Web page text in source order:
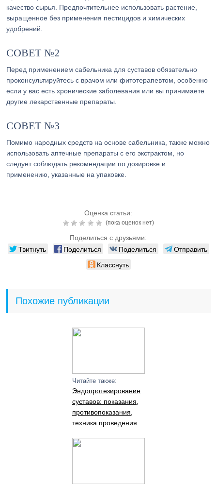
качество сырья. Предпочтительнее использовать растение,
выращенное без применения пестицидов и химических
удобрений.
СОВЕТ №2
Перед применением сабельника для суставов обязательно
проконсультируйтесь с врачом или фитотерапевтом, особенно
если у вас есть хронические заболевания или вы принимаете
другие лекарственные препараты.
СОВЕТ №3
Помимо народных средств на основе сабельника, также можно
использовать аптечные препараты с его экстрактом, но
следует соблюдать рекомендации по дозировке и
применению, указанные на упаковке.
Оценка статьи:
(пока оценок нет)
Поделиться с друзьями:
Твитнуть Поделиться Поделиться
Отправить
Класснуть
Похожие публикации
Читайте также:
Эндопротезирование
суставов: показания,
противопоказания,
техника проведения